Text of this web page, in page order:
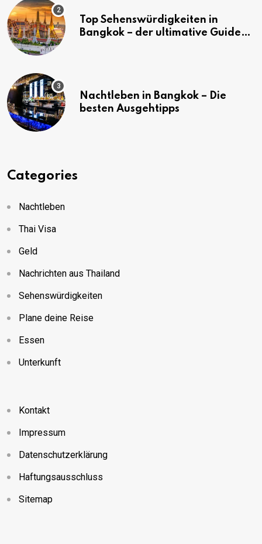
Top Sehenswürdigkeiten in
Bangkok – der ultimative Guide
Nachtleben in Bangkok – Die
besten Ausgehtipps
Categories
Nachtleben
Thai Visa
Geld
Nachrichten aus Thailand
Sehenswürdigkeiten
Plane deine Reise
Essen
Unterkunft
Kontakt
Impressum
Datenschutzerklärung
Haftungsausschluss
Sitemap